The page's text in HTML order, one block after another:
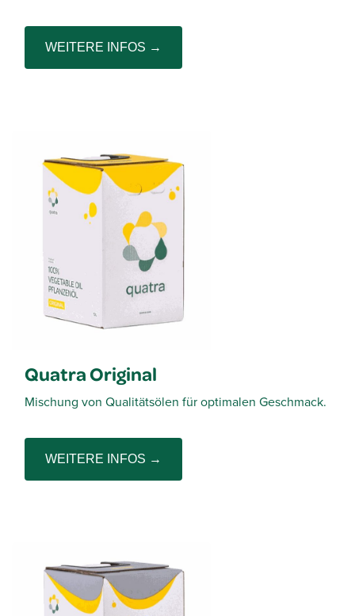
WEITERE INFOS →
Quatra Original
Mischung von Qualitätsölen für optimalen Geschmack.
WEITERE INFOS →